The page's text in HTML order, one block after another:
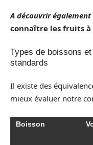
A découvrir également
connaître les fruits
Types de boissons
standards
Il existe des
mieux évaluer notre
Boisson